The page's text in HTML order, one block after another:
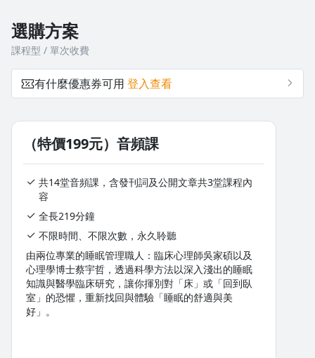
13：環境影響大？睡眠環境的重要原則
第一個原則：留意光線問題
第二個原則：減少聲音干擾
【職人小訣竅】
14：好入睡！助眠小物報你知
日常小物的妙用之處
補充說明：枕頭原則
選購方案
課程型 / 單次收費
有什麼優惠券可用 登入查看
（特價199元）音頻課
共14堂音頻課，含發刊詞及公開文章共3堂課程內
容
全長219分鐘
不限時間、不限次數，永久聆聽
由兩位專業的睡眠管理職人：臨床心理師吳家碩以及
心理學博士蔡宇哲，透過科學方法以深入淺出的睡眠
知識與醫學臨床研究，讓你揮別對「床」或「回到臥
室」的恐懼，重新找回與體驗「睡眠的舒適與美
好」。
沒有待播放的清單
去逛逛